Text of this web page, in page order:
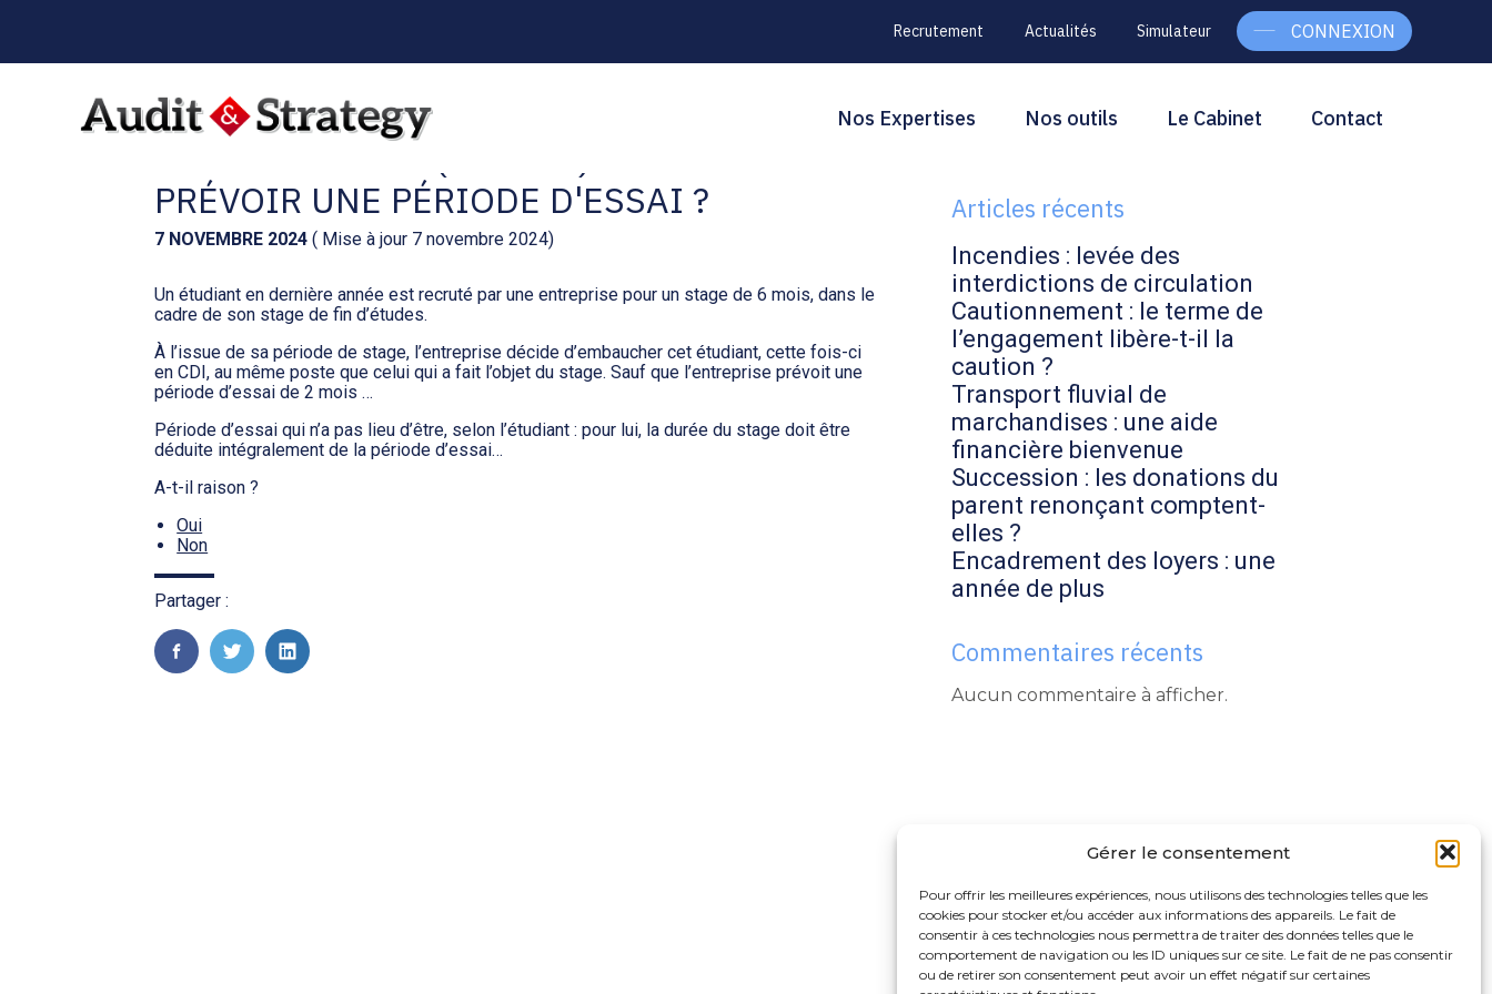
Gérer le consentement
Pour offrir les meilleures expériences, nous utilisons des technologies telles que les
cookies pour stocker et/ou accéder aux informations des appareils. Le fait de
consentir à ces technologies nous permettra de traiter des données telles que le
comportement de navigation ou les ID uniques sur ce site. Le fait de ne pas consentir
ou de retirer son consentement peut avoir un effet négatif sur certaines
sub-
header
Recrutement Actualités Simulateur CONNEXION
Aller
Principal
Nos Expertises Nos outils Le Cabinet Contact
PRÉVOIR UNE PÉRIODE D'ESSAI ?
7 NOVEMBRE 2024 ( Mise à jour 7 novembre 2024)
Un étudiant en dernière année est recruté par une entreprise pour un stage de 6 mois, dans le
cadre de son stage de fin d’études.
À l’issue de sa période de stage, l’entreprise décide d’embaucher cet étudiant, cette fois-ci
en CDI, au même poste que celui qui a fait l’objet du stage. Sauf que l’entreprise prévoit une
période d’essai de 2 mois …
Période d’essai qui n’a pas lieu d’être, selon l’étudiant : pour lui, la durée du stage doit être
déduite intégralement de la période d’essai…
A-t-il raison ?
Oui
Non
Partager :
FaceBook
TwitterLinkedIn
Blog
Rechercher
Articles récents
Incendies : levée des
interdictions de circulation
Cautionnement : le terme de
l’engagement libère-t-il la
caution ?
Transport fluvial de
marchandises : une aide
financière bienvenue
Succession : les donations du
parent renonçant comptent-
elles ?
Encadrement des loyers : une
année de plus
Commentaires récents
Aucun commentaire à afficher.